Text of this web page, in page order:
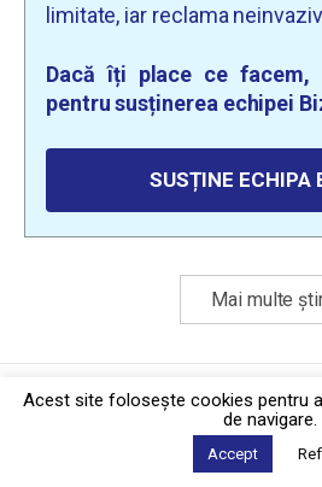
limitate, iar reclama
Dacă îți place ce
pentru susținerea echipei
SUSȚINE ECHIPA
Mai multe
Politica de
2026 © Biziday
Acest site foloseşte cookies pentru
de navigare.
Accept